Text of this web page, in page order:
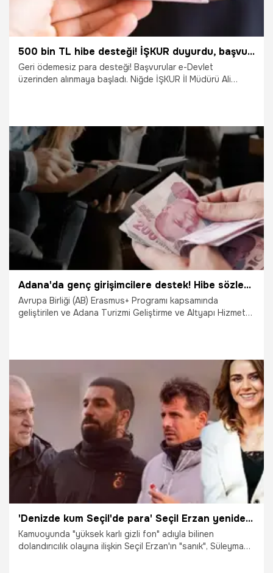
500 bin TL hibe desteği! İŞKUR duyurdu, başvurular e-Devlet üzerinden alınıyor
Geri ödemesiz para desteği! Başvurular e-Devlet
üzerinden alınmaya başladı. Niğde İŞKUR İl Müdürü Ali
14.11.2024 Ekonomi
Adana'da genç girişimcilere destek! Hibe sözleşmesi imzalandı, son başvuru tarihi 24 Kasım
Avrupa Birliği (AB) Erasmus+ Programı kapsamında
geliştirilen ve Adana Turizmi Geliştirme ve Altyapı Hizmet
14.11.2024 Adana
'Denizde kum Seçil'de para' Seçil Erzan yeniden hakim karşısında
Kamuoyunda "yüksek karlı gizli fon" adıyla bilinen
dolandırıcılık olayına ilişkin Seçil Erzan'ın "sanık", Süleyman